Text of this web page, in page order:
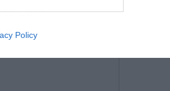
Policy
Bank,